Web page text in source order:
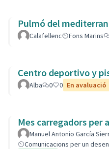
Pulmó del
Calafellenc Fons Marins
Centro deportivo y
Alba 0 0 En avaluació
Mes carregadors per
Manuel Antonio García
Comunicacions per un